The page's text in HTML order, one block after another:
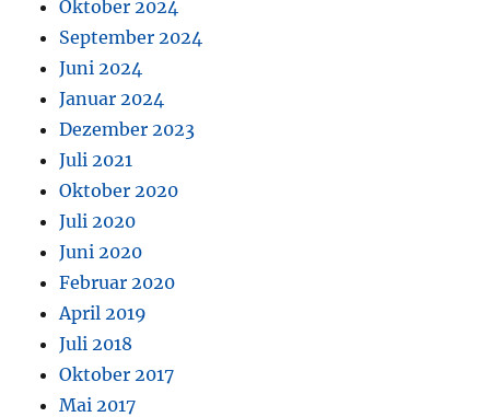
Oktober 2024
September 2024
Juni 2024
Januar 2024
Dezember 2023
Juli 2021
Oktober 2020
Juli 2020
Juni 2020
Februar 2020
April 2019
Juli 2018
Oktober 2017
Mai 2017